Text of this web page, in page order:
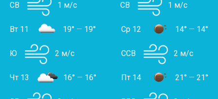
СВ 1 м/с СВ 1 м/с
Вт 11 19° — 19°
Ю 2 м/с
Ср 12 14° — 14°
ССВ 2 м/с
Чт 13 16° — 16° Пт 14 21° — 21°